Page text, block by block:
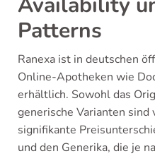
Patterns
Ranexa ist in deutschen
Online-Apotheken wie
erhältlich. Sowohl das
generische Varianten sind
signifikante
und den Generika, die je